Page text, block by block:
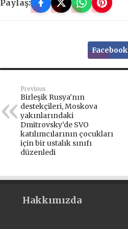
Paylaş:
Facebook
Previous
Birleşik Rusya’nın
destekçileri, Moskova
yakınlarındaki
Dmitrovsky’de SVO
katılımcılarının çocukları
için bir ustalık sınıfı
düzenledi
Hakkımızda